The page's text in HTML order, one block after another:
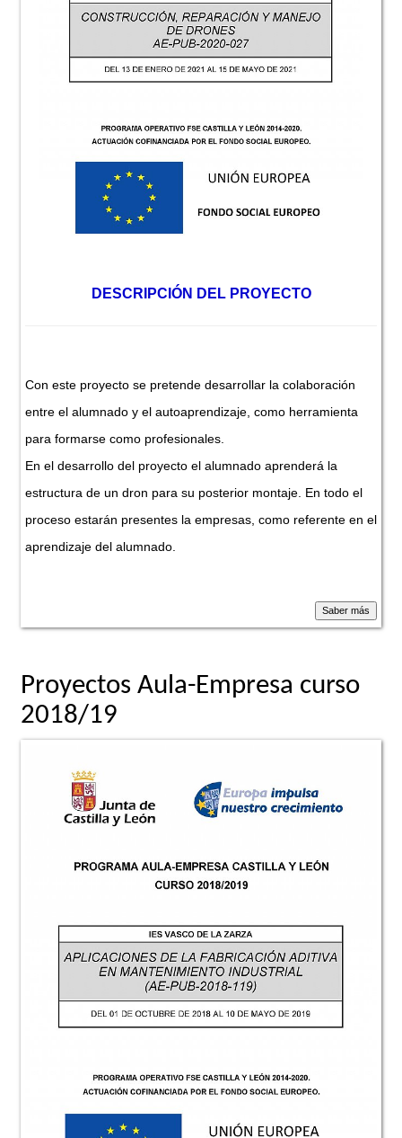
DESCRIPCIÓN DEL PROYECTO
Con este proyecto se pretende desarrollar la colaboración
entre el alumnado y el autoaprendizaje, como herramienta
para formarse como profesionales.
En el desarrollo del proyecto el alumnado aprenderá la
estructura de un dron para su posterior montaje. En todo el
proceso estarán presentes la empresas, como referente en el
aprendizaje del alumnado.
Proyectos Aula-Empresa curso
2018/19